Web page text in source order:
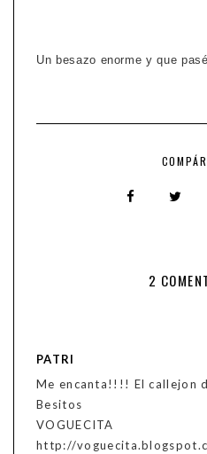
Un besazo enorme y que
2
PATRI
Me encanta!!!! El callejon
Besitos
VOGUECITA
http://